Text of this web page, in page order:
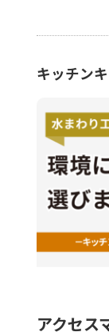
キッチン
アクセス